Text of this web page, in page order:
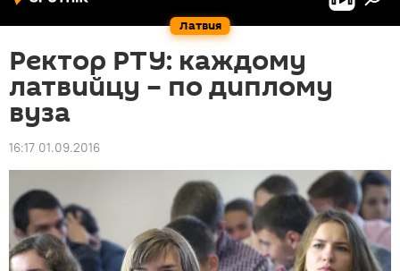
Латвия
Ректор РТУ: каждому
латвийцу – по диплому
вуза
16:17 01.09.2016